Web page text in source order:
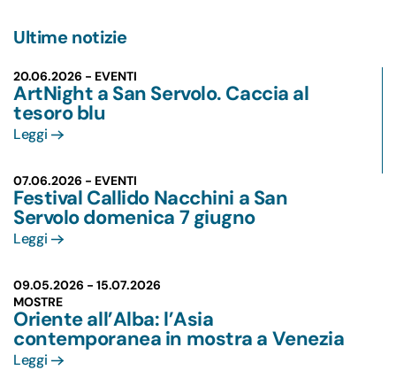
Ultime notizie
20.06.2026 - EVENTI
ArtNight a San Servolo. Caccia al
tesoro blu
Leggi
07.06.2026 - EVENTI
Festival Callido Nacchini a San
Servolo domenica 7 giugno
Leggi
09.05.2026 - 15.07.2026
MOSTRE
Oriente all’Alba: l’Asia
contemporanea in mostra a Venezia
Leggi